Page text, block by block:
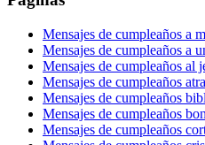
Mensajes de cumpleaños a
Mensajes de cumpleaños a
Mensajes de cumpleaños al
Mensajes de cumpleaños
Mensajes de cumpleaños
Mensajes de cumpleaños
Mensajes de cumpleaños